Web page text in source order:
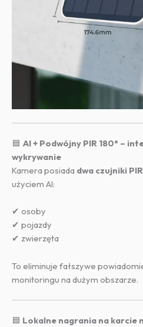
🟦 AI + Podwójny PIR 180° –
wykrywanie
Kamera posiada dwa czujniki PIR
użyciem AI:
✔ osoby
✔ pojazdy
✔ zwierzęta
To eliminuje fałszywe
monitoringu na dużym obszarze.
🟦 Lokalne nagrania na karcie